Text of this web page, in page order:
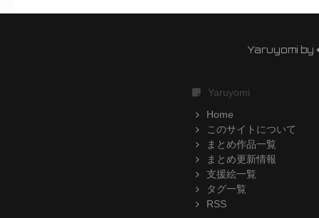
Yaruyomi by
Yaruyomi
Home
このサイトについて
まとめ作品一覧
まとめ更新情報
支援絵一覧
タグ一覧
RSS